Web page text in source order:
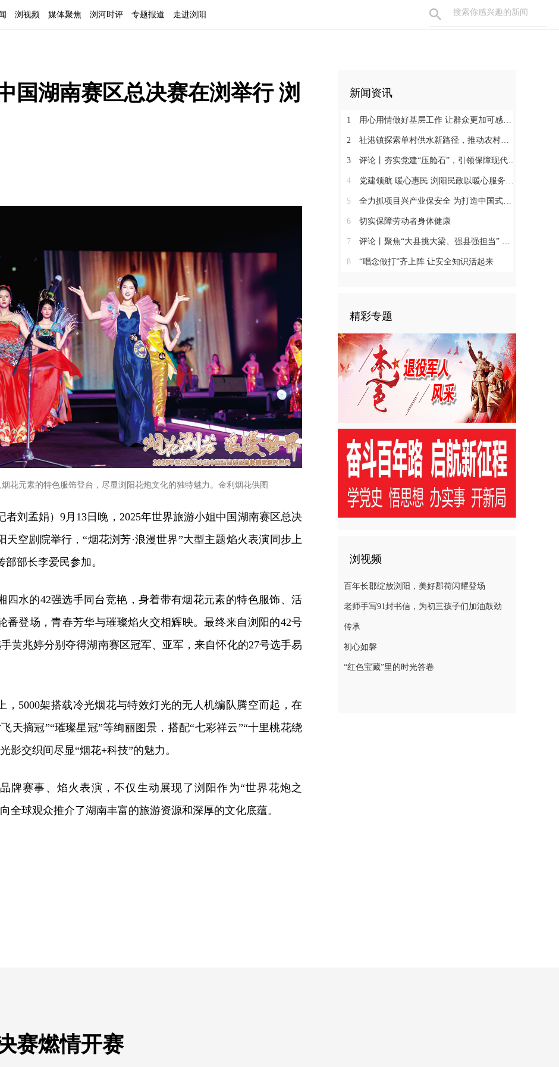
浏视频 媒体聚焦 浏河时评 专题报道 走进浏阳
国湖南赛区总决赛在浏举行 浏
花元素的特色服饰登台，尽显浏阳花炮文化的独特魅力。金利烟花供图
者刘孟娟）9月13日晚，2025年世界旅游小姐中国湖南赛区总决
天空剧院举行，“烟花浏芳·浪漫世界”大型主题焰火表演同步上
部长李爱民参加。
四水的42强选手同台竞艳，身着带有烟花元素的特色服饰、活
番登场，青春芳华与璀璨焰火交相辉映。最终来自浏阳的42号
黄兆婷分别夺得湖南赛区冠军、亚军，来自怀化的27号选手易
，5000架搭载冷光烟花与特效灯光的无人机编队腾空而起，在
天摘冠”“璀璨星冠”等绚丽图景，搭配“七彩祥云”“十里桃花绕
影交织间尽显“烟花+科技”的魅力。
牌赛事、焰火表演，不仅生动展现了浏阳作为“世界花炮之
全球观众推介了湖南丰富的旅游资源和深厚的文化底蕴。
新闻资讯
1 用心用情做好基层工作 让群众更加可感可及
2 社港镇探索单村供水新路径，推动农村安全饮水提质升级
3 评论丨夯实党建“压舱石”，引领保障现代化建设新征程
4 党建领航 暖心惠民 浏阳民政以暖心服务书写惠民答卷
5 全力抓项目兴产业保安全 为打造中国式现代化县域示范作出更大贡献
6 切实保障劳动者身体健康
7 评论丨聚焦“大县挑大梁、强县强担当” 保持定力真抓实干奋发作为
8 “唱念做打”齐上阵 让安全知识活起来
精彩专题
浏视频
百年长郡绽放浏阳，美好郡荷闪耀登场
老师手写91封书信，为初三孩子们加油鼓劲
传承
初心如磐
“红色宝藏”里的时光答卷
赛燃情开赛